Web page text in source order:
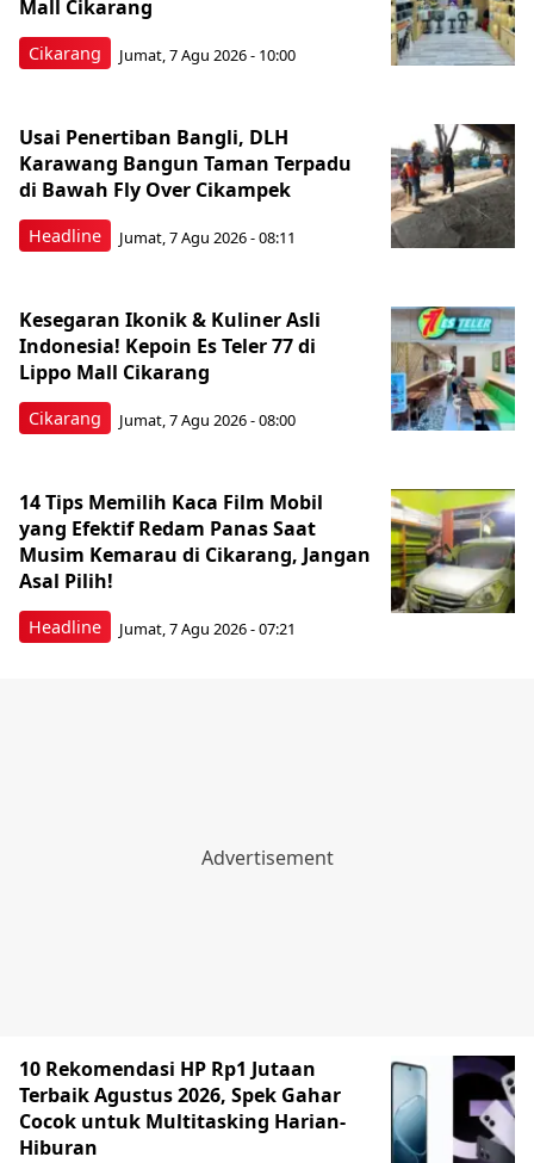
Cikarang
Mall Cikarang
Jumat, 7 Agu 2026 - 10:00
Headline
Usai Penertiban Bangli, DLH
Karawang Bangun Taman Terpadu
di Bawah Fly Over Cikampek
Jumat, 7 Agu 2026 - 08:11
Cikarang
Kesegaran Ikonik & Kuliner Asli
Indonesia! Kepoin Es Teler 77 di
Lippo Mall Cikarang
Jumat, 7 Agu 2026 - 08:00
Headline
14 Tips Memilih Kaca Film Mobil
yang Efektif Redam Panas Saat
Musim Kemarau di Cikarang, Jangan
Asal Pilih!
Jumat, 7 Agu 2026 - 07:21
10 Rekomendasi HP Rp1 Jutaan
Terbaik Agustus 2026, Spek Gahar
Cocok untuk Multitasking Harian-
Hiburan